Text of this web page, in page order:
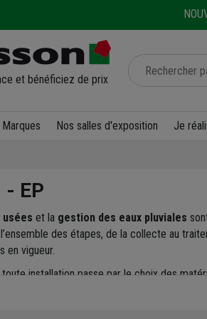
et bénéficiez de prix
Marques Nos salles d'exposition Je
- EP
usées et la gestion des eaux pluviales
des étapes, de la collecte au
en vigueur.
installation passe par le choix des